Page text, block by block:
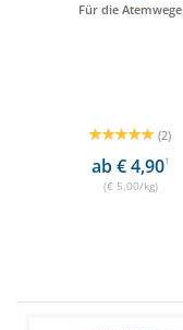
Für die Atemwege
(2)
ab € 4,901
(€ 5,00/kg)